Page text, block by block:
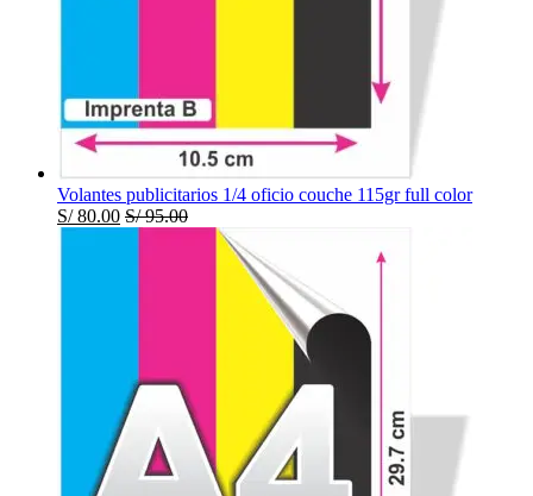
Volantes publicitarios 1/4 oficio couche 115gr full color
S/80.00 S/95.00